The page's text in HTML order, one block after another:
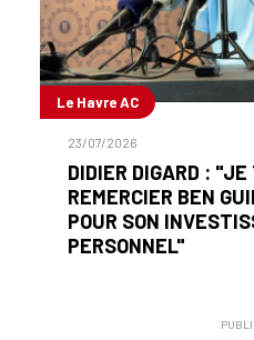
Le Havre AC
23/07/2026
DIDIER DIGARD :
REMERCIER BEN
POUR SON
PERSONNEL"